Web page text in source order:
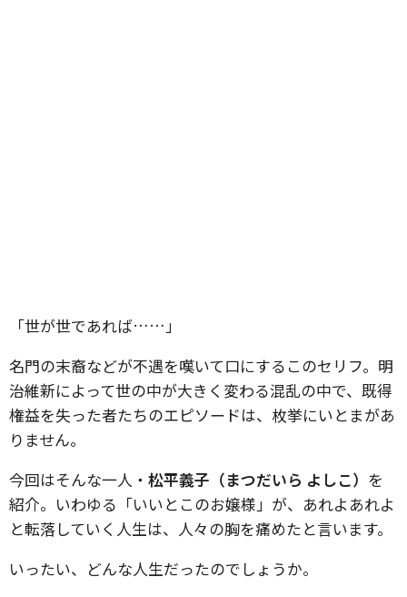
「世が世であれば……」
名門の末裔などが不遇を嘆いて口にするこのセリフ。明
治維新によって世の中が大きく変わる混乱の中で、既得
権益を失った者たちのエピソードは、枚挙にいとまがあ
りません。
今回はそんな一人・ 松平義子（まつだいら よしこ） を
紹介。いわゆる「いいとこのお嬢様」が、あれよあれよ
と転落していく人生は、人々の胸を痛めたと言います。
いったい、どんな人生だったのでしょうか。